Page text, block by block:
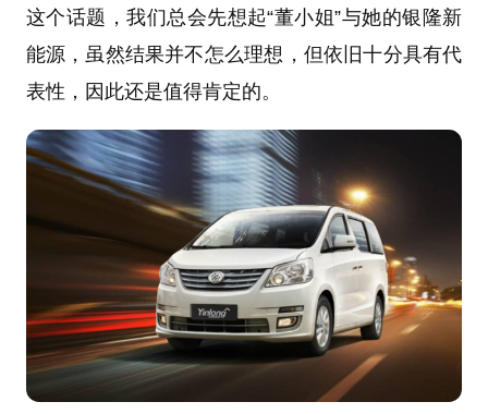
这个话题，我们总会先想起“董小姐”与她的银隆新
能源，虽然结果并不怎么理想，但依旧十分具有代
表性，因此还是值得肯定的。